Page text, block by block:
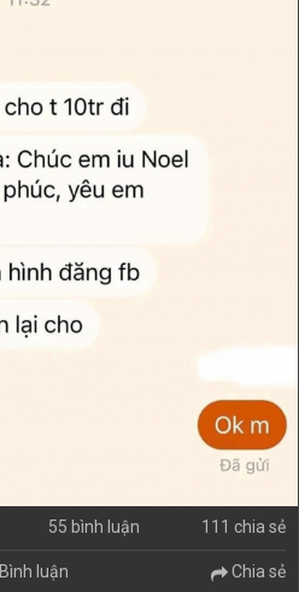
55 bình luận 111 chia sẻ
Bình luận Chia sẻ